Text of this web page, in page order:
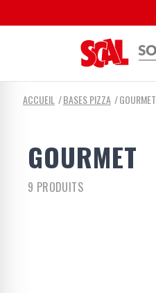
ACCUEIL BASES PIZZA GOURMET
GOURMET
9 PRODUITS